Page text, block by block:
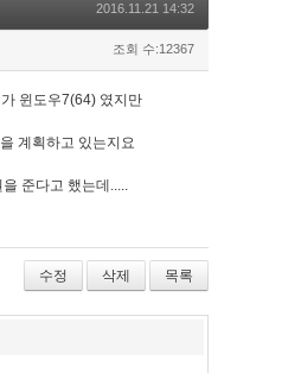
2016.11.21 14:32
조회 수:12367
윈도우7(64) 였지만
계획하고 있는지요
준다고 했는데.....
수정 삭제 목록